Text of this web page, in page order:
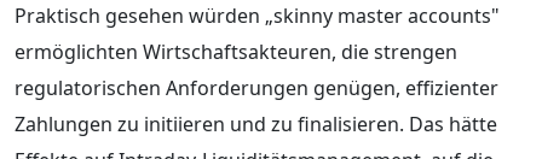
Praktisch gesehen würden „skinny master accounts"
ermöglichten Wirtschaftsakteuren, die strengen
regulatorischen Anforderungen genügen, effizienter
Zahlungen zu initiieren und zu finalisieren. Das hätte